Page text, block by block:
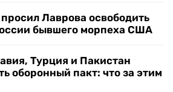
Лаврова освободить
бывшего морпеха США
Турция и Пакистан
оборонный пакт: что за этим